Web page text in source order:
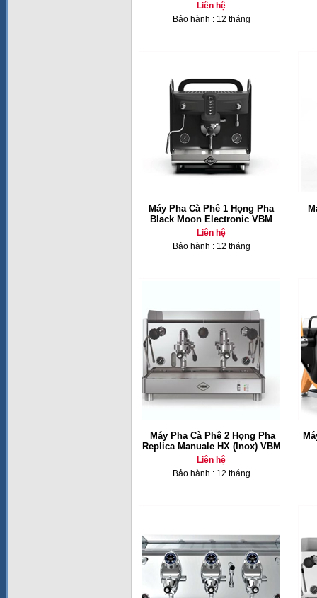
Liên hệ
Bảo hành : 12 tháng
Máy Pha Cà Phê 1 Họng Pha
Black Moon Electronic VBM
Liên hệ
Bảo hành : 12 tháng
Máy Pha Cà Phê 2 Họng Pha
Replica Manuale HX (Inox) VBM
Liên hệ
Bảo hành : 12 tháng